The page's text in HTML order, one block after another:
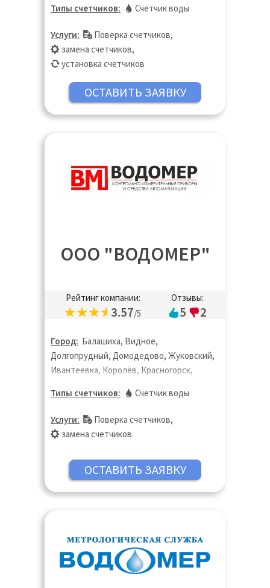
Ивантеевка, Истра, Кашира, Клин,
Коломна, Королёв, Котельники,
Красногорск, Лобня, Лосино-Петровский,
Лыткарино, Люберцы, Можайск, Мытищи,
Наро-Фоминск, Озёры, Орехово-Зуево,
Павловский Посад, Подольск, Пушкино,
Раменское, Реутов, Руза, Сергиев Посад,
Серпухов, Солнечногорск, Ступино,
Типы счетчиков: Счетчик воды
Услуги: Поверка счетчиков,
замена счетчиков,
установка счетчиков
ООО "ВОДОМЕР"
Рейтинг компании:
3.57/5
Отзывы:
5 2
Город: Балашиха, Видное,
Долгопрудный, Домодедово, Жуковский,
Ивантеевка, Королёв, Красногорск,
Ногинск, Одинцово, Пушкино, Раменское,
Реутов, Фрязино, Химки, Щёлково,
Электросталь
Типы счетчиков: Счетчик воды
Услуги: Поверка счетчиков,
замена счетчиков